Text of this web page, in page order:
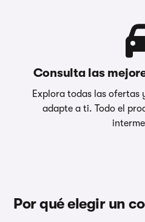
Consulta las
Explora todas las ofertas
adapte a ti. Todo el
Por qué elegir un